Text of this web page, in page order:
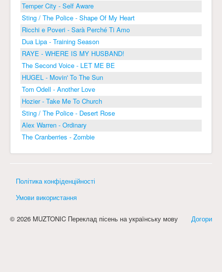
Temper City - Self Aware
Sting / The Police - Shape Of My Heart
Ricchi e Poveri - Sarà Perché Ti Amo
Dua Lipa - Training Season
RAYE - WHERE IS MY HUSBAND!
The Second Voice - LET ME BE
HUGEL - Movin' To The Sun
Tom Odell - Another Love
Hozier - Take Me To Church
Sting / The Police - Desert Rose
Alex Warren - Ordinary
The Cranberries - Zombie
Політика конфіденційності
Умови використання
Догори
© 2026 MUZTONIC Переклад пісень на українську мову